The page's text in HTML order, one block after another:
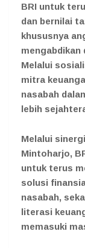
BRI untuk
dan bernilai
khususnya
mengabdikan
Melalui
mitra
nasabah
lebih
Melalui
Mintoharjo,
untuk terus
solusi
nasabah,
literasi
memasuki